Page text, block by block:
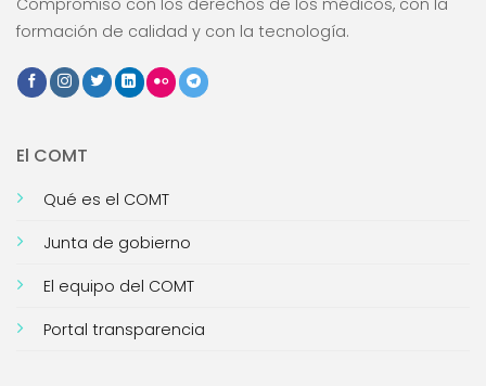
formación de calidad y con la tecnología.
El COMT
Qué es el COMT
Junta de gobierno
El equipo del COMT
Portal transparencia